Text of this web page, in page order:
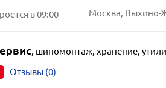
в 09:00
, шиномонтаж, хранение,
Отзывы (0)